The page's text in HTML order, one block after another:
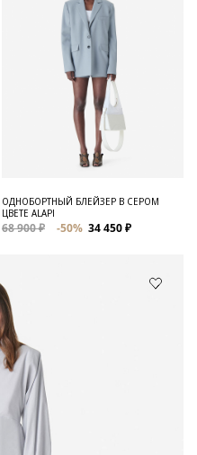
ОДНОБОРТНЫЙ БЛЕЙЗЕР В СЕРОМ
ЦВЕТЕ ALAPI
68 900 ₽ -50% 34 450 ₽